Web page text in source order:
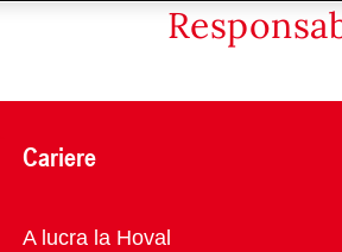
Cariere
Vedere
A lucra la Hoval